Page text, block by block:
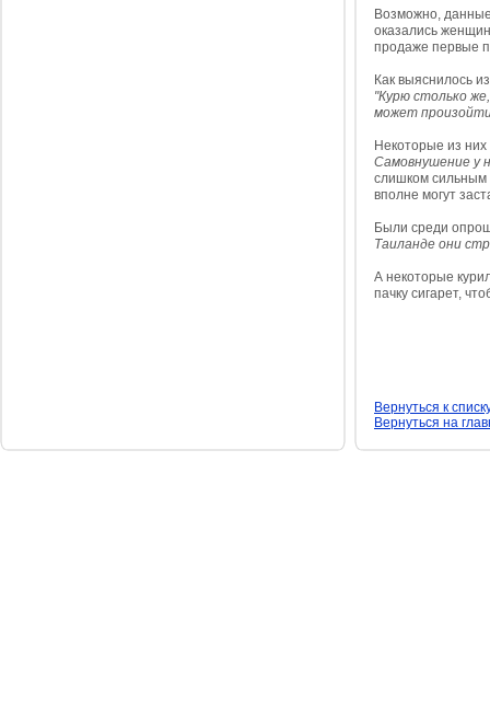
Возможно,
оказались
продаже первые
Как выяснилось
"Курю столько
может
Некоторые из
Самовнушение у
слишком сильным
вполне могут
Были среди
Таиланде они
А некоторые
пачку сигарет,
Вернуться к
Вернуться на